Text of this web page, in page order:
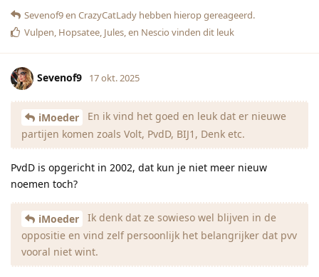
Sevenof9en CrazyCatLady hebben hierop gereageerd.
Vulpen, Hopsatee, Jules, en Nescio vinden dit leuk
Sevenof9 17 okt. 2025
iMoeder
En ik vind het goed en leuk dat er nieuwe
partijen komen zoals Volt, PvdD, BIJ1, Denk etc.
PvdD is opgericht in 2002, dat kun je niet meer nieuw
noemen toch?
iMoeder
Ik denk dat ze sowieso wel blijven in de
oppositie en vind zelf persoonlijk het belangrijker dat pvv
vooral niet wint.